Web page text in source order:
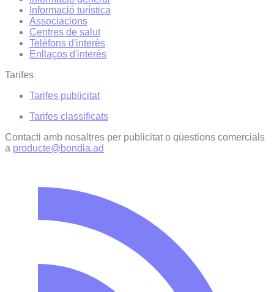
Informació turística
Associacions
Centres de salut
Telèfons d'interès
Enllaços d'interés
Tarifes
Tarifes publicitat
Tarifes classificats
Contacti amb nosaltres per publicitat o qüestions comercials
a producte@bondia.ad